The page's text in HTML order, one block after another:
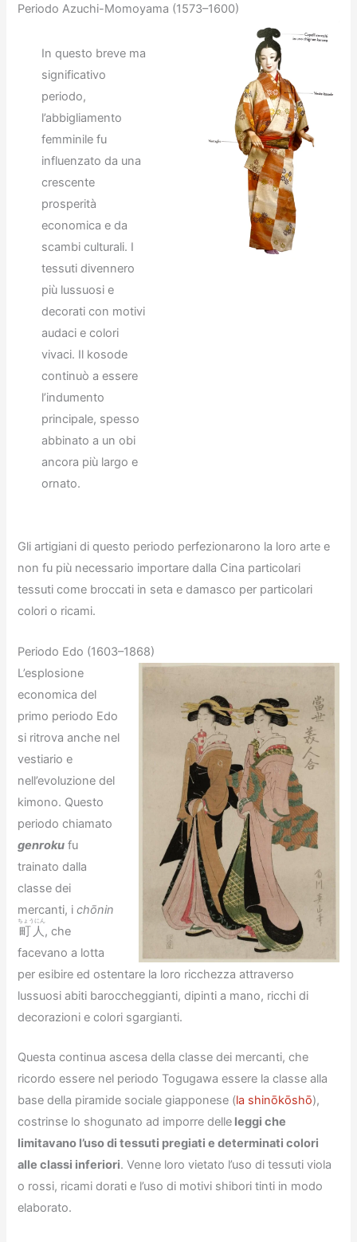
Periodo Azuchi-Momoyama (1573–1600)
In questo breve ma
significativo
periodo,
l’abbigliamento
femminile fu
influenzato da una
crescente
prosperità
economica e da
scambi culturali. I
tessuti divennero
più lussuosi e
decorati con motivi
audaci e colori
vivaci. Il kosode
continuò a essere
l’indumento
principale, spesso
abbinato a un obi
ancora più largo e
ornato.
Gli artigiani di questo periodo perfezionarono la loro arte e
non fu più necessario importare dalla Cina particolari
tessuti come broccati in seta e damasco per particolari
colori o ricami.
Periodo Edo (1603–1868)
L’esplosione
economica del
primo periodo Edo
si ritrova anche nel
vestiario e
nell’evoluzione del
kimono. Questo
periodo chiamato
genroku fu
trainato dalla
classe dei
mercanti, ichōnin
町人
ちょうにん
, che
facevano a lotta
per esibire ed ostentare la loro ricchezza attraverso
lussuosi abiti baroccheggianti, dipinti a mano, ricchi di
decorazioni e colori sgargianti.
Questa continua ascesa della classe dei mercanti, che
ricordo essere nel periodo Togugawa essere la classe alla
base della piramide sociale giapponese (la shinōkōshō),
costrinse lo shogunato ad imporre delle leggi che
limitavano l’uso di tessuti pregiati e determinati colori
alle classi inferiori. Venne loro vietato l’uso di tessuti viola
o rossi, ricami dorati e l’uso di motivi shibori tinti in modo
elaborato.